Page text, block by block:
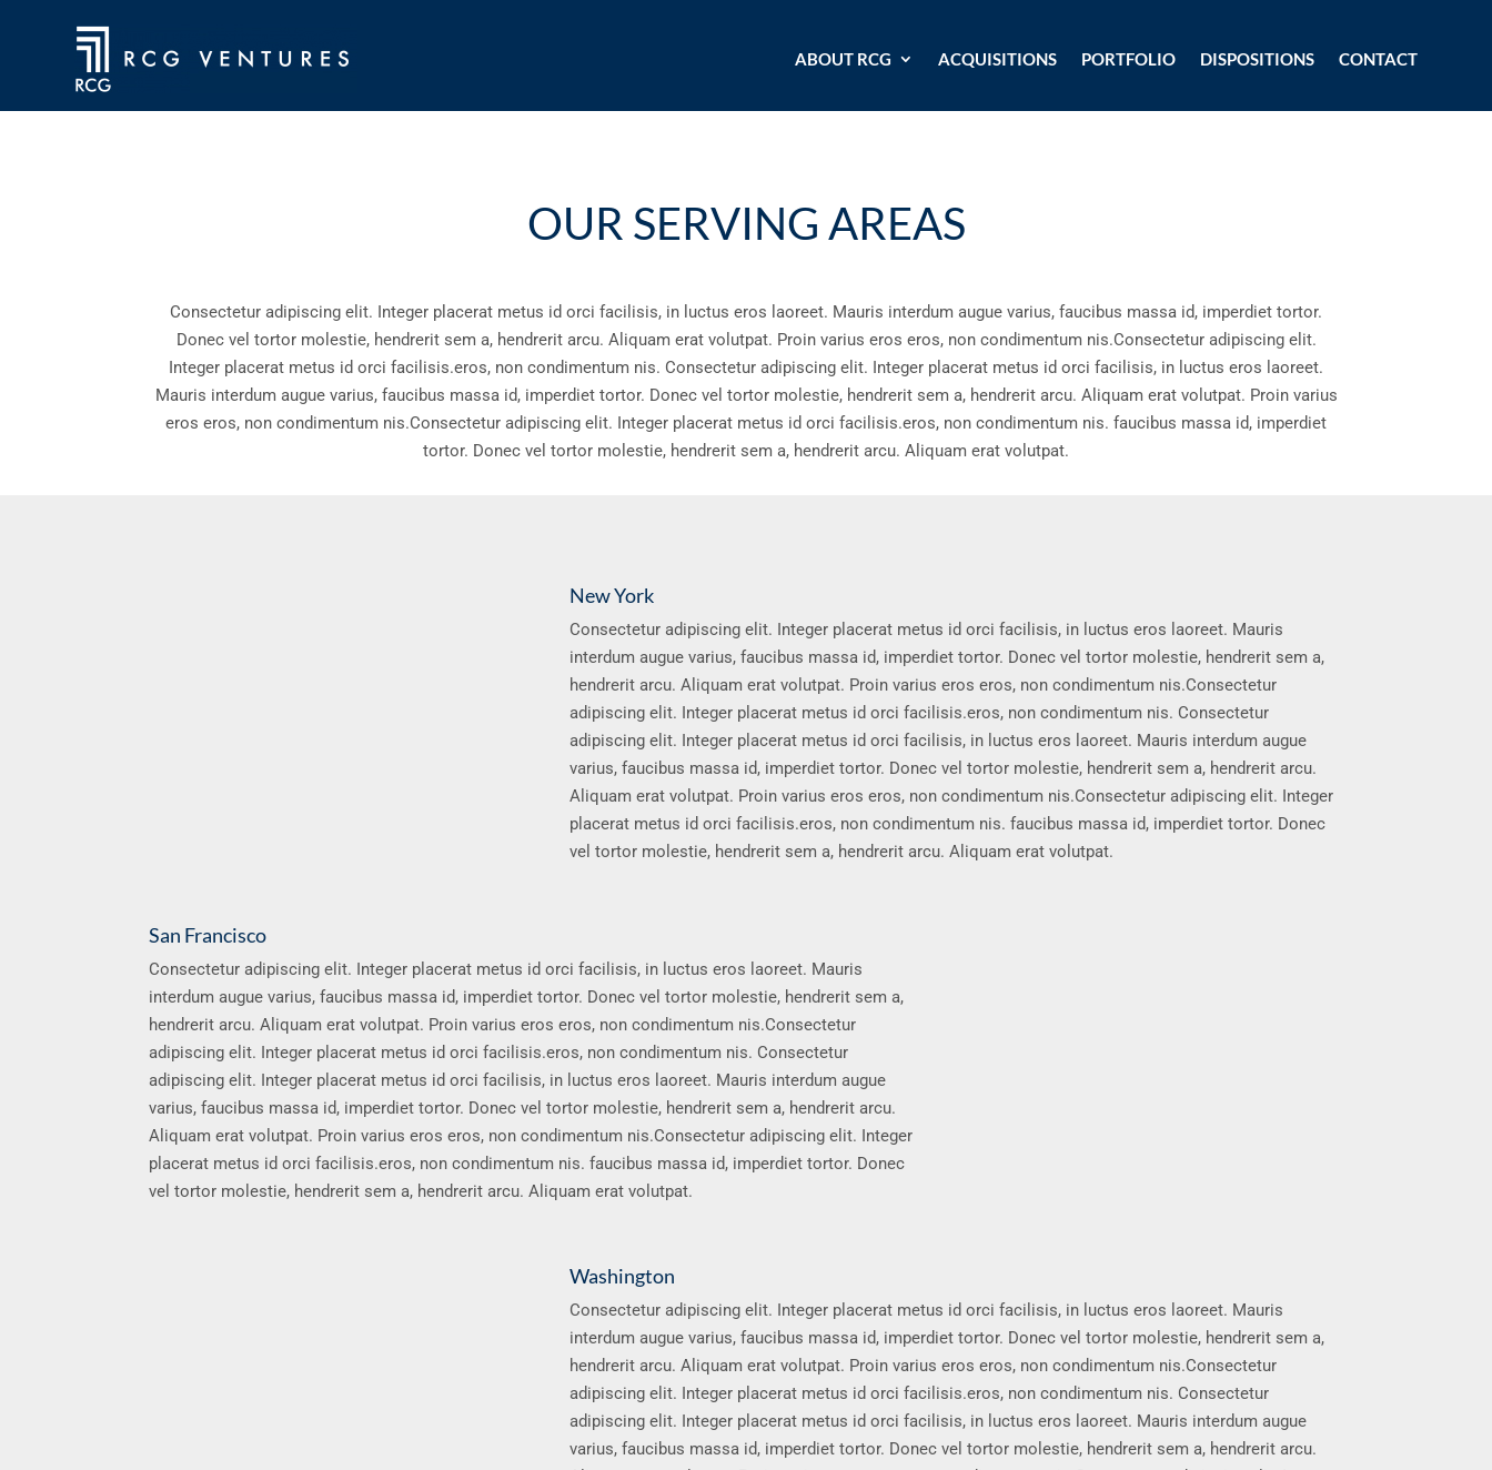
ABOUT RCG ACQUISITIONS PORTFOLIO DISPOSITIONS CONTACT
OUR SERVING AREAS
Consectetur adipiscing elit. Integer placerat metus id orci facilisis, in luctus eros laoreet. Mauris interdum augue varius, faucibus massa id, imperdiet tortor.
Donec vel tortor molestie, hendrerit sem a, hendrerit arcu. Aliquam erat volutpat. Proin varius eros eros, non condimentum nis.Consectetur adipiscing elit.
Integer placerat metus id orci facilisis.eros, non condimentum nis. Consectetur adipiscing elit. Integer placerat metus id orci facilisis, in luctus eros laoreet.
Mauris interdum augue varius, faucibus massa id, imperdiet tortor. Donec vel tortor molestie, hendrerit sem a, hendrerit arcu. Aliquam erat volutpat. Proin varius
eros eros, non condimentum nis.Consectetur adipiscing elit. Integer placerat metus id orci facilisis.eros, non condimentum nis. faucibus massa id, imperdiet
tortor. Donec vel tortor molestie, hendrerit sem a, hendrerit arcu. Aliquam erat volutpat.
New York
Consectetur adipiscing elit. Integer placerat metus id orci facilisis, in luctus eros laoreet. Mauris
interdum augue varius, faucibus massa id, imperdiet tortor. Donec vel tortor molestie, hendrerit sem a,
hendrerit arcu. Aliquam erat volutpat. Proin varius eros eros, non condimentum nis.Consectetur
adipiscing elit. Integer placerat metus id orci facilisis.eros, non condimentum nis. Consectetur
adipiscing elit. Integer placerat metus id orci facilisis, in luctus eros laoreet. Mauris interdum augue
varius, faucibus massa id, imperdiet tortor. Donec vel tortor molestie, hendrerit sem a, hendrerit arcu.
Aliquam erat volutpat. Proin varius eros eros, non condimentum nis.Consectetur adipiscing elit. Integer
placerat metus id orci facilisis.eros, non condimentum nis. faucibus massa id, imperdiet tortor. Donec
vel tortor molestie, hendrerit sem a, hendrerit arcu. Aliquam erat volutpat.
San Francisco
Consectetur adipiscing elit. Integer placerat metus id orci facilisis, in luctus eros laoreet. Mauris
interdum augue varius, faucibus massa id, imperdiet tortor. Donec vel tortor molestie, hendrerit sem a,
hendrerit arcu. Aliquam erat volutpat. Proin varius eros eros, non condimentum nis.Consectetur
adipiscing elit. Integer placerat metus id orci facilisis.eros, non condimentum nis. Consectetur
adipiscing elit. Integer placerat metus id orci facilisis, in luctus eros laoreet. Mauris interdum augue
varius, faucibus massa id, imperdiet tortor. Donec vel tortor molestie, hendrerit sem a, hendrerit arcu.
Aliquam erat volutpat. Proin varius eros eros, non condimentum nis.Consectetur adipiscing elit. Integer
placerat metus id orci facilisis.eros, non condimentum nis. faucibus massa id, imperdiet tortor. Donec
vel tortor molestie, hendrerit sem a, hendrerit arcu. Aliquam erat volutpat.
Washington
Consectetur adipiscing elit. Integer placerat metus id orci facilisis, in luctus eros laoreet. Mauris
interdum augue varius, faucibus massa id, imperdiet tortor. Donec vel tortor molestie, hendrerit sem a,
hendrerit arcu. Aliquam erat volutpat. Proin varius eros eros, non condimentum nis.Consectetur
adipiscing elit. Integer placerat metus id orci facilisis.eros, non condimentum nis. Consectetur
adipiscing elit. Integer placerat metus id orci facilisis, in luctus eros laoreet. Mauris interdum augue
varius, faucibus massa id, imperdiet tortor. Donec vel tortor molestie, hendrerit sem a, hendrerit arcu.